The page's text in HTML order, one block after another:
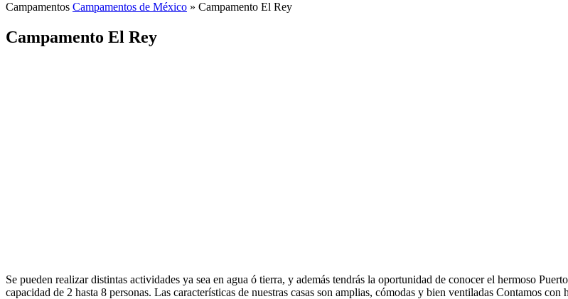
Campamentos Campamentos de México » Campamento El Rey
Campamento El Rey
Se pueden realizar distintas actividades ya sea en agua ó tierra, y además tendrás la oportunidad de conocer el hermoso
capacidad de 2 hasta 8 personas. Las características de nuestras casas son amplias, cómodas y bien ventiladas Contamos